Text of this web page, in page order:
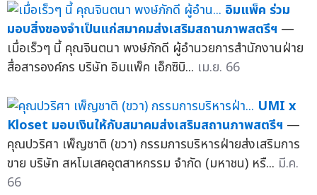
อิมแพ็ค ร่วม
มอบสิ่งของจำเป็นแก่สมาคมส่งเสริมสถานภาพสตรีฯ —
เมื่อเร็วๆ นี้ คุณจินตนา พงษ์ภักดี ผู้อำนวยการสำนักงานฝ่าย
สื่อสารองค์กร บริษัท อิมแพ็ค เอ็กซิบิ... เม.ย. 66
UMI x
Kloset มอบเงินให้กับสมาคมส่งเสริมสถานภาพสตรีฯ —
คุณปวริศา เพ็ญชาติ (ขวา) กรรมการบริหารฝ่ายส่งเสริมการ
ขาย บริษัท สหโมเสคอุตสาหกรรม จำกัด (มหาชน) หรื... มี.ค.
66